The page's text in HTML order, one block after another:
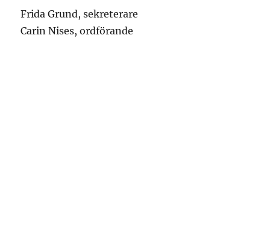
Frida Grund, sekreterare
Carin Nises, ordförande